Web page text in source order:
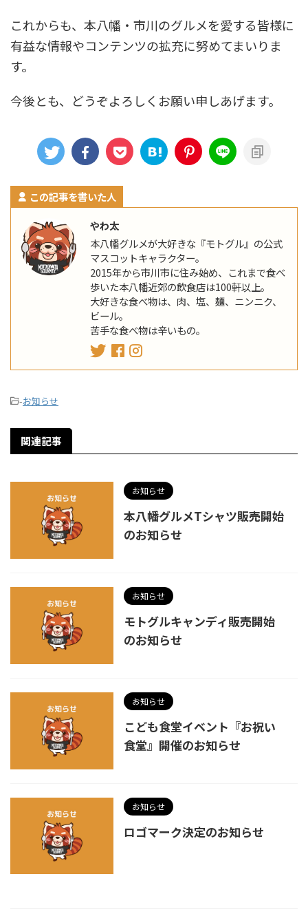
これからも、本八幡・市川のグルメを愛する皆様に
有益な情報やコンテンツの拡充に努めてまいりま
す。
今後とも、どうぞよろしくお願い申しあげます。
この記事を書いた人
やわ太
本八幡グルメが大好きな『モトグル』の公式
マスコットキャラクター。
2015年から市川市に住み始め、これまで食べ
歩いた本八幡近郊の飲食店は100軒以上。
大好きな食べ物は、肉、塩、麺、ニンニク、
ビール。
苦手な食べ物は辛いもの。
-お知らせ
関連記事
お知らせ
本八幡グルメTシャツ販売開始
のお知らせ
お知らせ
モトグルキャンディ販売開始
のお知らせ
お知らせ
こども食堂イベント『お祝い
食堂』開催のお知らせ
お知らせ
ロゴマーク決定のお知らせ